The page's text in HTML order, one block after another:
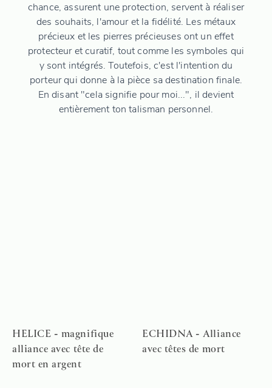
chance, assurent une protection, servent à réaliser
des souhaits, l'amour et la fidélité. Les métaux
précieux et les pierres précieuses ont un effet
protecteur et curatif, tout comme les symboles qui
y sont intégrés. Toutefois, c'est l'intention du
porteur qui donne à la pièce sa destination finale.
En disant "cela signifie pour moi...", il devient
entièrement ton talisman personnel.
HELICE - magnifique
alliance avec tête de
mort en argent
ECHIDNA - Alliance
avec têtes de mort